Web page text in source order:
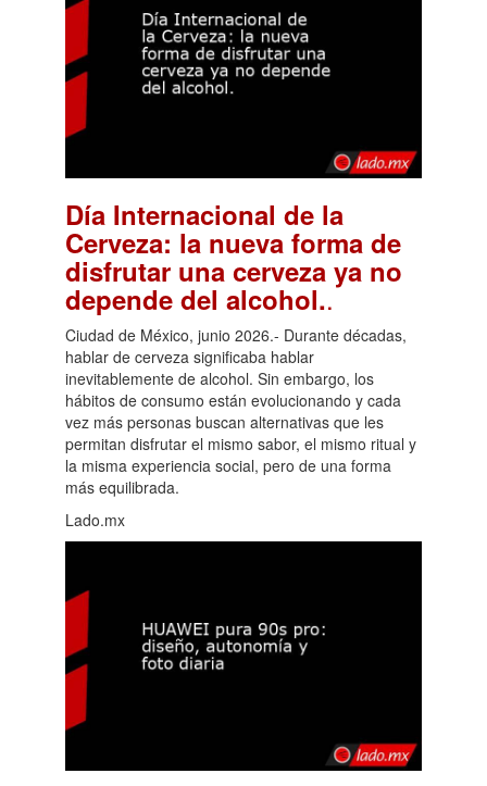
Día Internacional de la
Cerveza: la nueva forma de
disfrutar una cerveza ya no
depende del alcohol..
Ciudad de México, junio 2026.- Durante décadas,
hablar de cerveza significaba hablar
inevitablemente de alcohol. Sin embargo, los
hábitos de consumo están evolucionando y cada
vez más personas buscan alternativas que les
permitan disfrutar el mismo sabor, el mismo ritual y
la misma experiencia social, pero de una forma
más equilibrada.
Lado.mx